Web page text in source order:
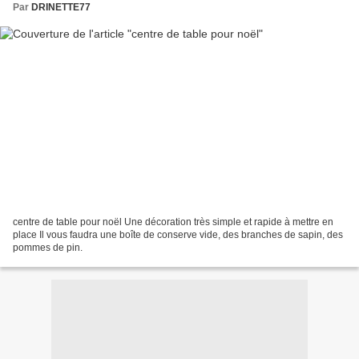
Par DRINETTE77
centre de table pour noël Une décoration très simple et rapide à mettre en
place Il vous faudra une boîte de conserve vide, des branches de sapin, des
pommes de pin.